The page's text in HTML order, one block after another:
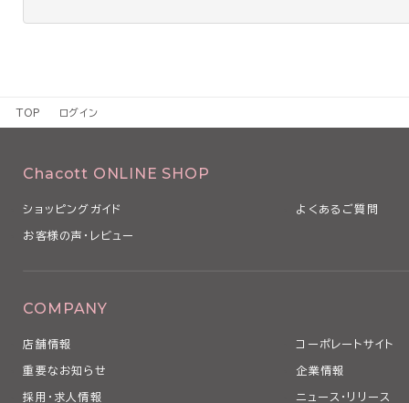
TOP ログイン
Chacott ONLINE SHOP
ショッピングガイド よくあるご質問
お客様の声・レビュー
COMPANY
店舗情報 コーポレートサイト
重要なお知らせ 企業情報
採用・求人情報 ニュース・リリース